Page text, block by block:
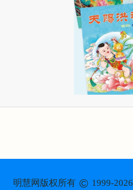
明慧网版权所有© 1999-2026